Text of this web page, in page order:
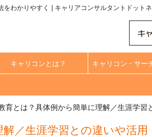
わかりやすく | キャリアコンサルタントドットネ
キャリコンとは？ キャリコン・サー
育とは？具体例から簡単に理解／生涯学習
／生涯学習との違いや活用